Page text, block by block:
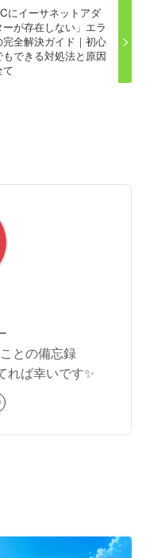
にイーサネットアダ
ーが存在しない」エラ
完全解決ガイド｜初心
もできる対処法と原因
て
との備忘録
れば幸いです✨